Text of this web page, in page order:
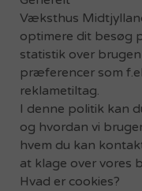
Væksthus
optimere dit besøg
statistik over
præferencer som
reklametiltag.
I denne politik kan
og hvordan vi
hvem du kan
at klage over vores
Hvad er cookies?